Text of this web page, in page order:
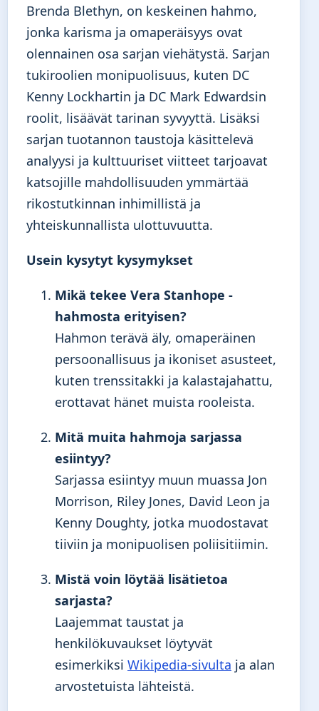
Brenda Blethyn, on keskeinen hahmo,
jonka karisma ja omaperäisyys ovat
olennainen osa sarjan viehätystä. Sarjan
tukiroolien monipuolisuus, kuten DC
Kenny Lockhartin ja DC Mark Edwardsin
roolit, lisäävät tarinan syvyyttä. Lisäksi
sarjan tuotannon taustoja käsittelevä
analyysi ja kulttuuriset viitteet tarjoavat
katsojille mahdollisuuden ymmärtää
rikostutkinnan inhimillistä ja
yhteiskunnallista ulottuvuutta.
Usein kysytyt kysymykset
Mikä tekee Vera Stanhope -
hahmosta erityisen?
Hahmon terävä äly, omaperäinen
persoonallisuus ja ikoniset asusteet,
kuten trenssitakki ja kalastajahattu,
erottavat hänet muista rooleista.
Mitä muita hahmoja sarjassa
esiintyy?
Sarjassa esiintyy muun muassa Jon
Morrison, Riley Jones, David Leon ja
Kenny Doughty, jotka muodostavat
tiiviin ja monipuolisen poliisitiimin.
Mistä voin löytää lisätietoa
sarjasta?
Laajemmat taustat ja
henkilökuvaukset löytyvät
esimerkiksi Wikipedia-sivulta ja alan
arvostetuista lähteistä.